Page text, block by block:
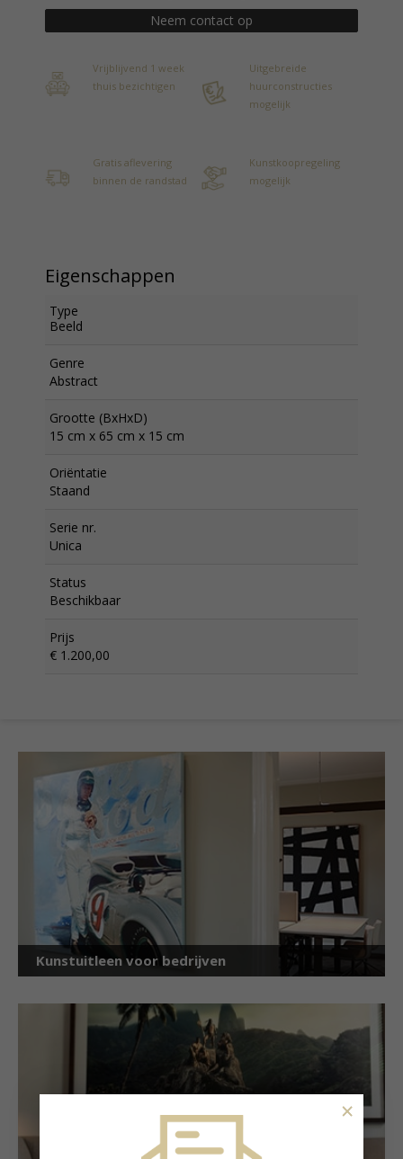
Neem contact op
Vrijblijvend 1 week
thuis bezichtigen
Uitgebreide
huurconstructies
mogelijk
Gratis aflevering
binnen de randstad
Kunstkoopregeling
mogelijk
Eigenschappen
Type
Beeld
Genre
Abstract
Grootte (BxHxD)
15 cm x 65 cm x 15 cm
Oriëntatie
Staand
Serie nr.
Unica
Status
Beschikbaar
Prijs
€ 1.200,00
Kunstuitleen voor bedrijven
×